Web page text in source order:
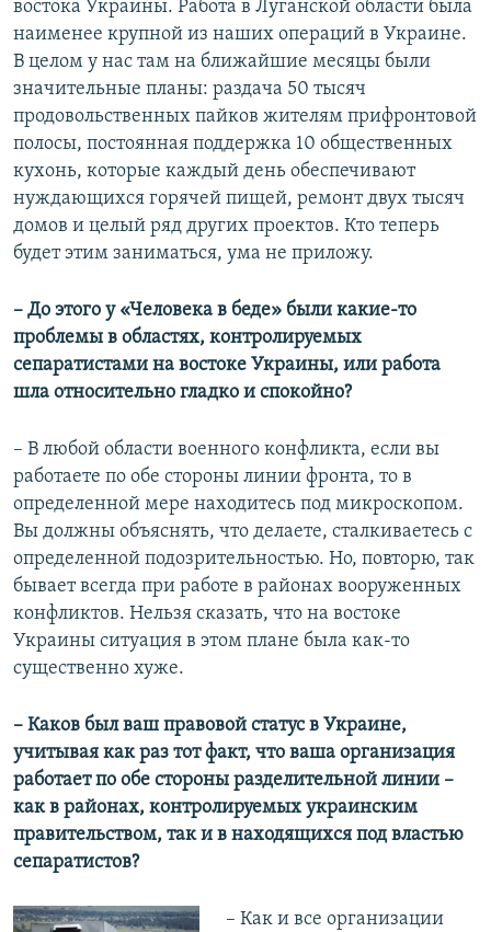
востока Украины. Работа в Луганской области была
наименее крупной из наших операций в Украине.
В целом у нас там на ближайшие месяцы были
значительные планы: раздача 50 тысяч
продовольственных пайков жителям прифронтовой
полосы, постоянная поддержка 10 общественных
кухонь, которые каждый день обеспечивают
нуждающихся горячей пищей, ремонт двух тысяч
домов и целый ряд других проектов. Кто теперь
будет этим заниматься, ума не приложу.
– До этого у «Человека в беде» были какие-то
проблемы в областях, контролируемых
сепаратистами на востоке Украины, или работа
шла относительно гладко и спокойно?
– В любой области военного конфликта, если вы
работаете по обе стороны линии фронта, то в
определенной мере находитесь под микроскопом.
Вы должны объяснять, что делаете, сталкиваетесь с
определенной подозрительностью. Но, повторю, так
бывает всегда при работе в районах вооруженных
конфликтов. Нельзя сказать, что на востоке
Украины ситуация в этом плане была как-то
существенно хуже.
– Каков был ваш правовой статус в Украине,
учитывая как раз тот факт, что ваша организация
работает по обе стороны разделительной линии –
как в районах, контролируемых украинским
правительством, так и в находящихся под властью
сепаратистов?
– Как и все организации